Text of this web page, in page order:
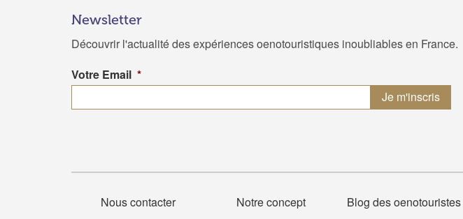
Newsletter
Découvrir l'actualité des expériences oenotouristiques inoubliables en France.
Votre Email *
Nous contacter Notre concept Blog des oenotouristes